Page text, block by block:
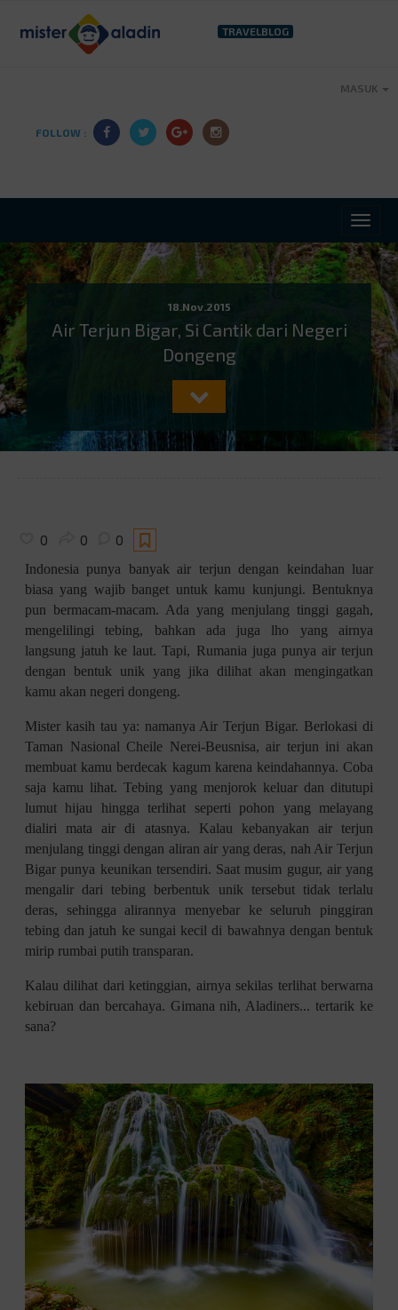
TRAVELBLOG
FOLLOW :
MASUK
18.Nov.2015
Air Terjun Bigar, Si Cantik dari Negeri
Dongeng
0 0 0
Indonesia punya banyak air terjun dengan keindahan luar
biasa yang wajib banget untuk kamu kunjungi. Bentuknya
pun bermacam-macam. Ada yang menjulang tinggi gagah,
mengelilingi tebing, bahkan ada juga lho yang airnya
langsung jatuh ke laut. Tapi, Rumania juga punya air terjun
dengan bentuk unik yang jika dilihat akan mengingatkan
kamu akan negeri dongeng.
Mister kasih tau ya: namanya Air Terjun Bigar. Berlokasi di
Taman Nasional Cheile Nerei-Beusnisa, air terjun ini akan
membuat kamu berdecak kagum karena keindahannya. Coba
saja kamu lihat. Tebing yang menjorok keluar dan ditutupi
lumut hijau hingga terlihat seperti pohon yang melayang
dialiri mata air di atasnya. Kalau kebanyakan air terjun
menjulang tinggi dengan aliran air yang deras, nah Air Terjun
Bigar punya keunikan tersendiri. Saat musim gugur, air yang
mengalir dari tebing berbentuk unik tersebut tidak terlalu
deras, sehingga alirannya menyebar ke seluruh pinggiran
tebing dan jatuh ke sungai kecil di bawahnya dengan bentuk
mirip rumbai putih transparan.
Kalau dilihat dari ketinggian, airnya sekilas terlihat berwarna
kebiruan dan bercahaya. Gimana nih, Aladiners... tertarik ke
sana?